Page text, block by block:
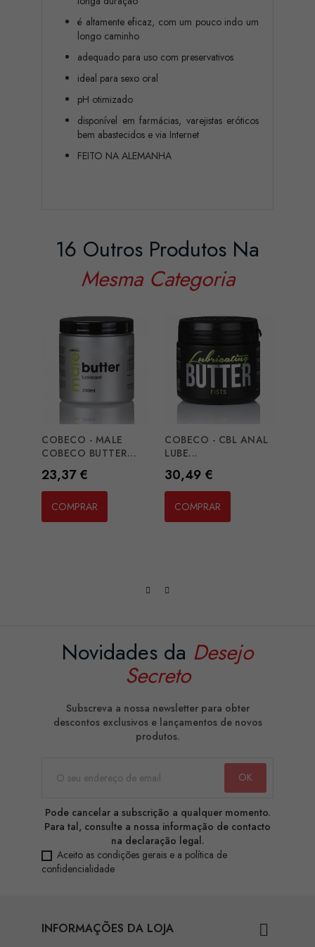
é altamente eficaz, com um pouco indo um
longo caminho
adequado para uso com preservativos
ideal para sexo oral
pH otimizado
disponível em farmácias, varejistas eróticos
bem abastecidos e via Internet
FEITO NA ALEMANHA
16 Outros Produtos Na
Mesma Categoria
COBECO - MALE
COBECO BUTTER...
Preço
23,37 €
COMPRAR
COBECO - CBL ANAL
LUBE...
Preço
30,49 €
COMPRAR
Novidades da Desejo
Secreto
Subscreva a nossa newsletter para obter
descontos exclusivos e lançamentos de novos
produtos.
Pode cancelar a subscrição a qualquer momento.
Para tal, consulte a nossa informação de contacto
na declaração legal.
Aceito as condições gerais e a política de
confidencialidade
INFORMAÇÕES DA LOJA 